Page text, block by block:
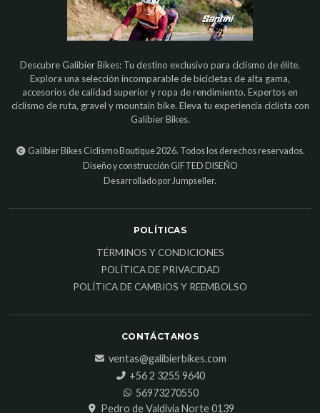
Descubre Galibier Bikes: Tu destino exclusivo para ciclismo de élite.
Explora una selección incomparable de bicicletas de alta gama,
accesorios de calidad superior y ropa de rendimiento. Expertos en
ciclismo de ruta, gravel y mountain bike. Eleva tu experiencia ciclista con
Galibier Bikes.
Galibier Bikes Ciclismo Boutique 2026. Todos los derechos reservados.
Diseño y construcción GIFTED DISEÑO
Desarrollado por Jumpseller.
POLÍTICAS
TÉRMINOS Y CONDICIONES
POLÍTICA DE PRIVACIDAD
POLÍTICA DE CAMBIOS Y REEMBOLSO
CONTÁCTANOS
ventas@galibierbikes.com
‎+56 2 3255 9640
56973270550
Pedro de Valdivia Norte 0139